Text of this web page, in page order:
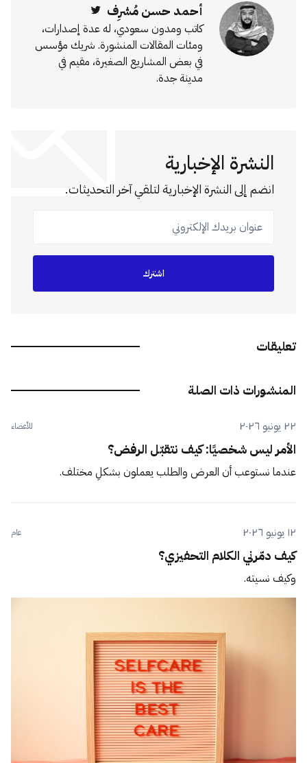
أحمد حسن مُشرِف
كاتب ومدون سعودي، له عدة إصدارات،
ومئات المقالات المنشورة. شريك مؤسس
في بعض المشاريع الصغيرة، مقيم في
مدينة جدة.
النشرة الإخبارية
انضم إلى النشرة الإخبارية لتلقي آخر التحديثات.
عنوان بريدك الإلكتروني
اشترك
تعليقات
المنشورات ذات الصلة
٢٢ يونيو ٢٠٢٦ للأعضاء
الأمر ليس شخصيًا: كيف نتقبّل الرفض؟
عندما نستوعب أن العرض والطلب يعملون بشكلٍ مختلف.
١٢ يونيو ٢٠٢٦ عام
كيف دمّرني الكلام التحفيزي؟
وكيف نسيته.